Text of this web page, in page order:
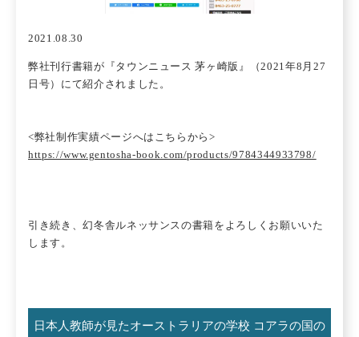
2021.08.30
弊社刊行書籍が 『タウンニュース 茅ヶ崎版』
（2021年8月27
日号）にて紹介されました。
<弊社制作実績ページへはこちらから>
https://www.gentosha-book.com/products/9784344933798/
引き続き、幻冬舎ルネッサンスの書籍をよろしくお願いいた
します。
日本人教師が見たオーストラリアの学校 コアラの国の